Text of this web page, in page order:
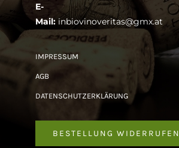
E-
Mail: inbiovinoveritas@gmx.at
IMPRESSUM
AGB
DATENSCHUTZERKLÄRUNG
BESTELLUNG WIDERRUFEN